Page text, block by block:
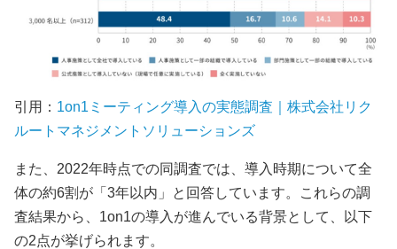
引用： 1on1ミーティング導入の実態調査｜株式会社リク
ルートマネジメントソリューションズ
また、2022年時点での同調査では、導入時期について全
体の約6割が「3年以内」と回答しています。これらの調
査結果から、1on1の導入が進んでいる背景として、以下
の2点が挙げられます。